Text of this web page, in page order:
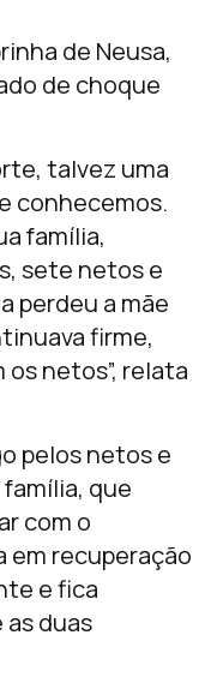
de Neusa,
de choque
talvez uma
conhecemos.
família,
sete netos e
perdeu a mãe
firme,
netos”, relata
pelos netos e
que
com o
em recuperação
e fica
as duas